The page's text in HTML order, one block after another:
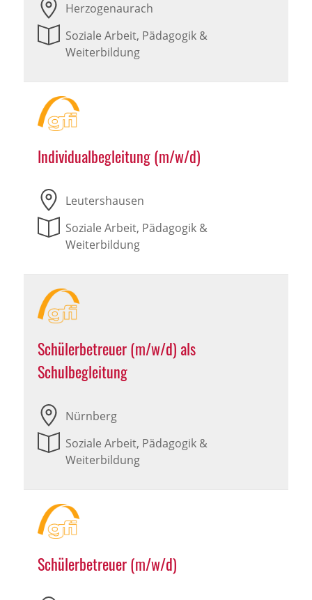
Herzogenaurach
Soziale Arbeit, Pädagogik &
Weiterbildung
Individualbegleitung (m/w/d)
Leutershausen
Soziale Arbeit, Pädagogik &
Weiterbildung
Schülerbetreuer (m/w/d) als
Schulbegleitung
Nürnberg
Soziale Arbeit, Pädagogik &
Weiterbildung
Schülerbetreuer (m/w/d)